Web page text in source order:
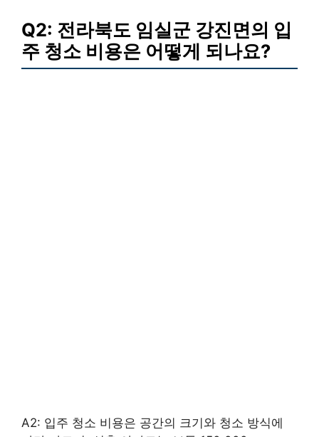
Q2: 전라북도 임실군 강진면의 입
주 청소 비용은 어떻게 되나요?
A2: 입주 청소 비용은 공간의 크기와 청소 방식에